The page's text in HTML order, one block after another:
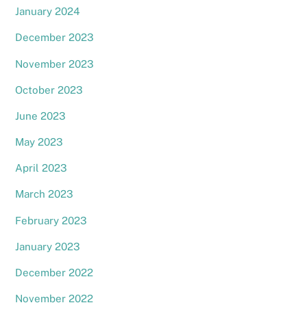
January 2024
December 2023
November 2023
October 2023
June 2023
May 2023
April 2023
March 2023
February 2023
January 2023
December 2022
November 2022